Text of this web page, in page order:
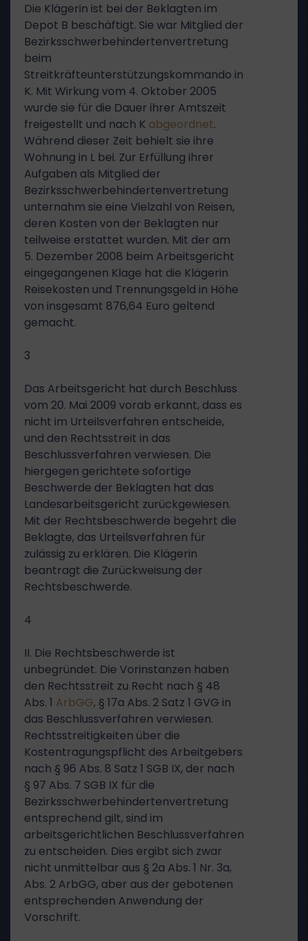
Die Klägerin ist bei der Beklagten im
Depot B beschäftigt. Sie war Mitglied der
Bezirksschwerbehindertenvertretung
beim
Streitkräfteunterstützungskommando in
K. Mit Wirkung vom 4. Oktober 2005
wurde sie für die Dauer ihrer Amtszeit
freigestellt und nach K abgeordnet.
Während dieser Zeit behielt sie ihre
Wohnung in L bei. Zur Erfüllung ihrer
Aufgaben als Mitglied der
Bezirksschwerbehindertenvertretung
unternahm sie eine Vielzahl von Reisen,
deren Kosten von der Beklagten nur
teilweise erstattet wurden. Mit der am
5. Dezember 2008 beim Arbeitsgericht
eingegangenen Klage hat die Klägerin
Reisekosten und Trennungsgeld in Höhe
von insgesamt 876,64 Euro geltend
gemacht.
3
Das Arbeitsgericht hat durch Beschluss
vom 20. Mai 2009 vorab erkannt, dass es
nicht im Urteilsverfahren entscheide,
und den Rechtsstreit in das
Beschlussverfahren verwiesen. Die
hiergegen gerichtete sofortige
Beschwerde der Beklagten hat das
Landesarbeitsgericht zurückgewiesen.
Mit der Rechtsbeschwerde begehrt die
Beklagte, das Urteilsverfahren für
zulässig zu erklären. Die Klägerin
beantragt die Zurückweisung der
Rechtsbeschwerde.
4
II. Die Rechtsbeschwerde ist
unbegründet. Die Vorinstanzen haben
den Rechtsstreit zu Recht nach § 48
Abs. 1 ArbGG, § 17a Abs. 2 Satz 1 GVG in
das Beschlussverfahren verwiesen.
Rechtsstreitigkeiten über die
Kostentragungspflicht des Arbeitgebers
nach § 96 Abs. 8 Satz 1 SGB IX, der nach
§ 97 Abs. 7 SGB IX für die
Bezirksschwerbehindertenvertretung
entsprechend gilt, sind im
arbeitsgerichtlichen Beschlussverfahren
zu entscheiden. Dies ergibt sich zwar
nicht unmittelbar aus § 2a Abs. 1 Nr. 3a,
Abs. 2 ArbGG, aber aus der gebotenen
entsprechenden Anwendung der
Vorschrift.